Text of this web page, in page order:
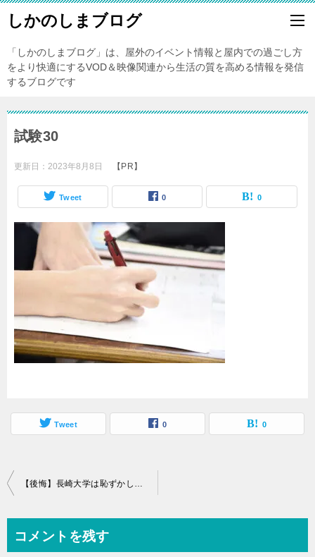
しかのしまブログ
「しかのしまブログ」は、屋外のイベント情報と屋内での過ごし方
をより快適にするVOD＆映像関連から生活の質を高める情報を発信
するブログです
試験30
更新日： 2023年8月8日 【PR】
Tweet 0 0
Tweet 0 0
投
ビ
【後悔】長崎大学は恥ずかしい？やばいと言われる３つの理由と評判から進学に向いてる人の特徴を考察
コメントを残す